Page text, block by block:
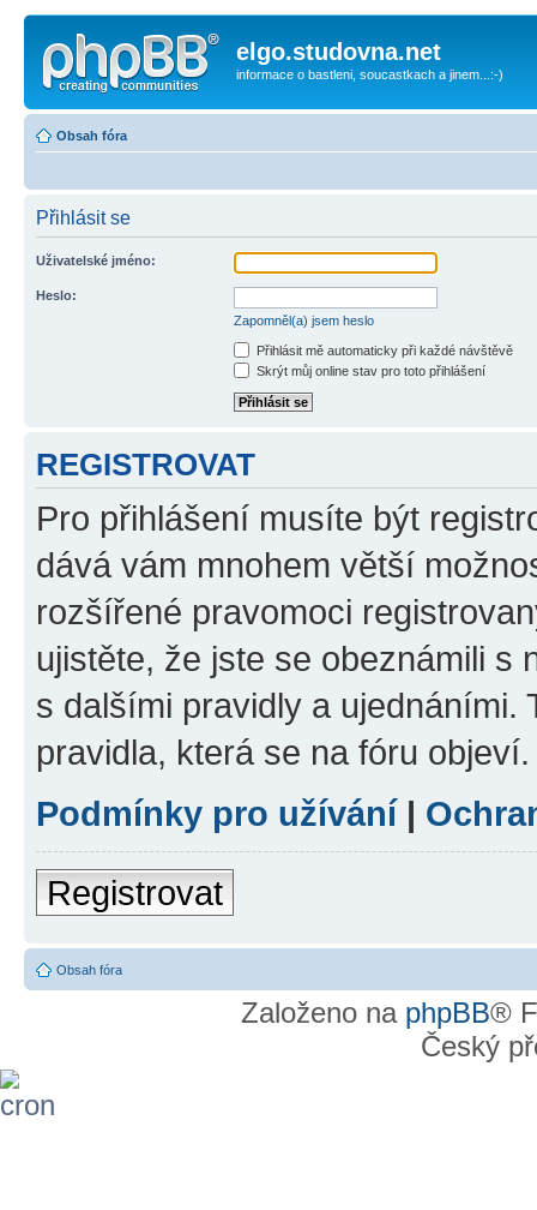
elgo.studovna.net
informace o bastleni, soucastkach a jinem...:-)
Obsah fóra
Přihlásit se
Uživatelské jméno:
Heslo:
Zapomněl(a) jsem heslo
Přihlásit mě automaticky při každé návštěvě
Skrýt můj online stav pro toto přihlášení
REGISTROVAT
Pro přihlášení musíte být
dává vám mnohem větší
rozšířené pravomoci
ujistěte, že jste se obeznámili s
s dalšími pravidly a ujednáními.
pravidla, která se na fóru objeví.
Podmínky pro užívání |
Registrovat
Obsah fóra
Založeno na phpBB®
Český